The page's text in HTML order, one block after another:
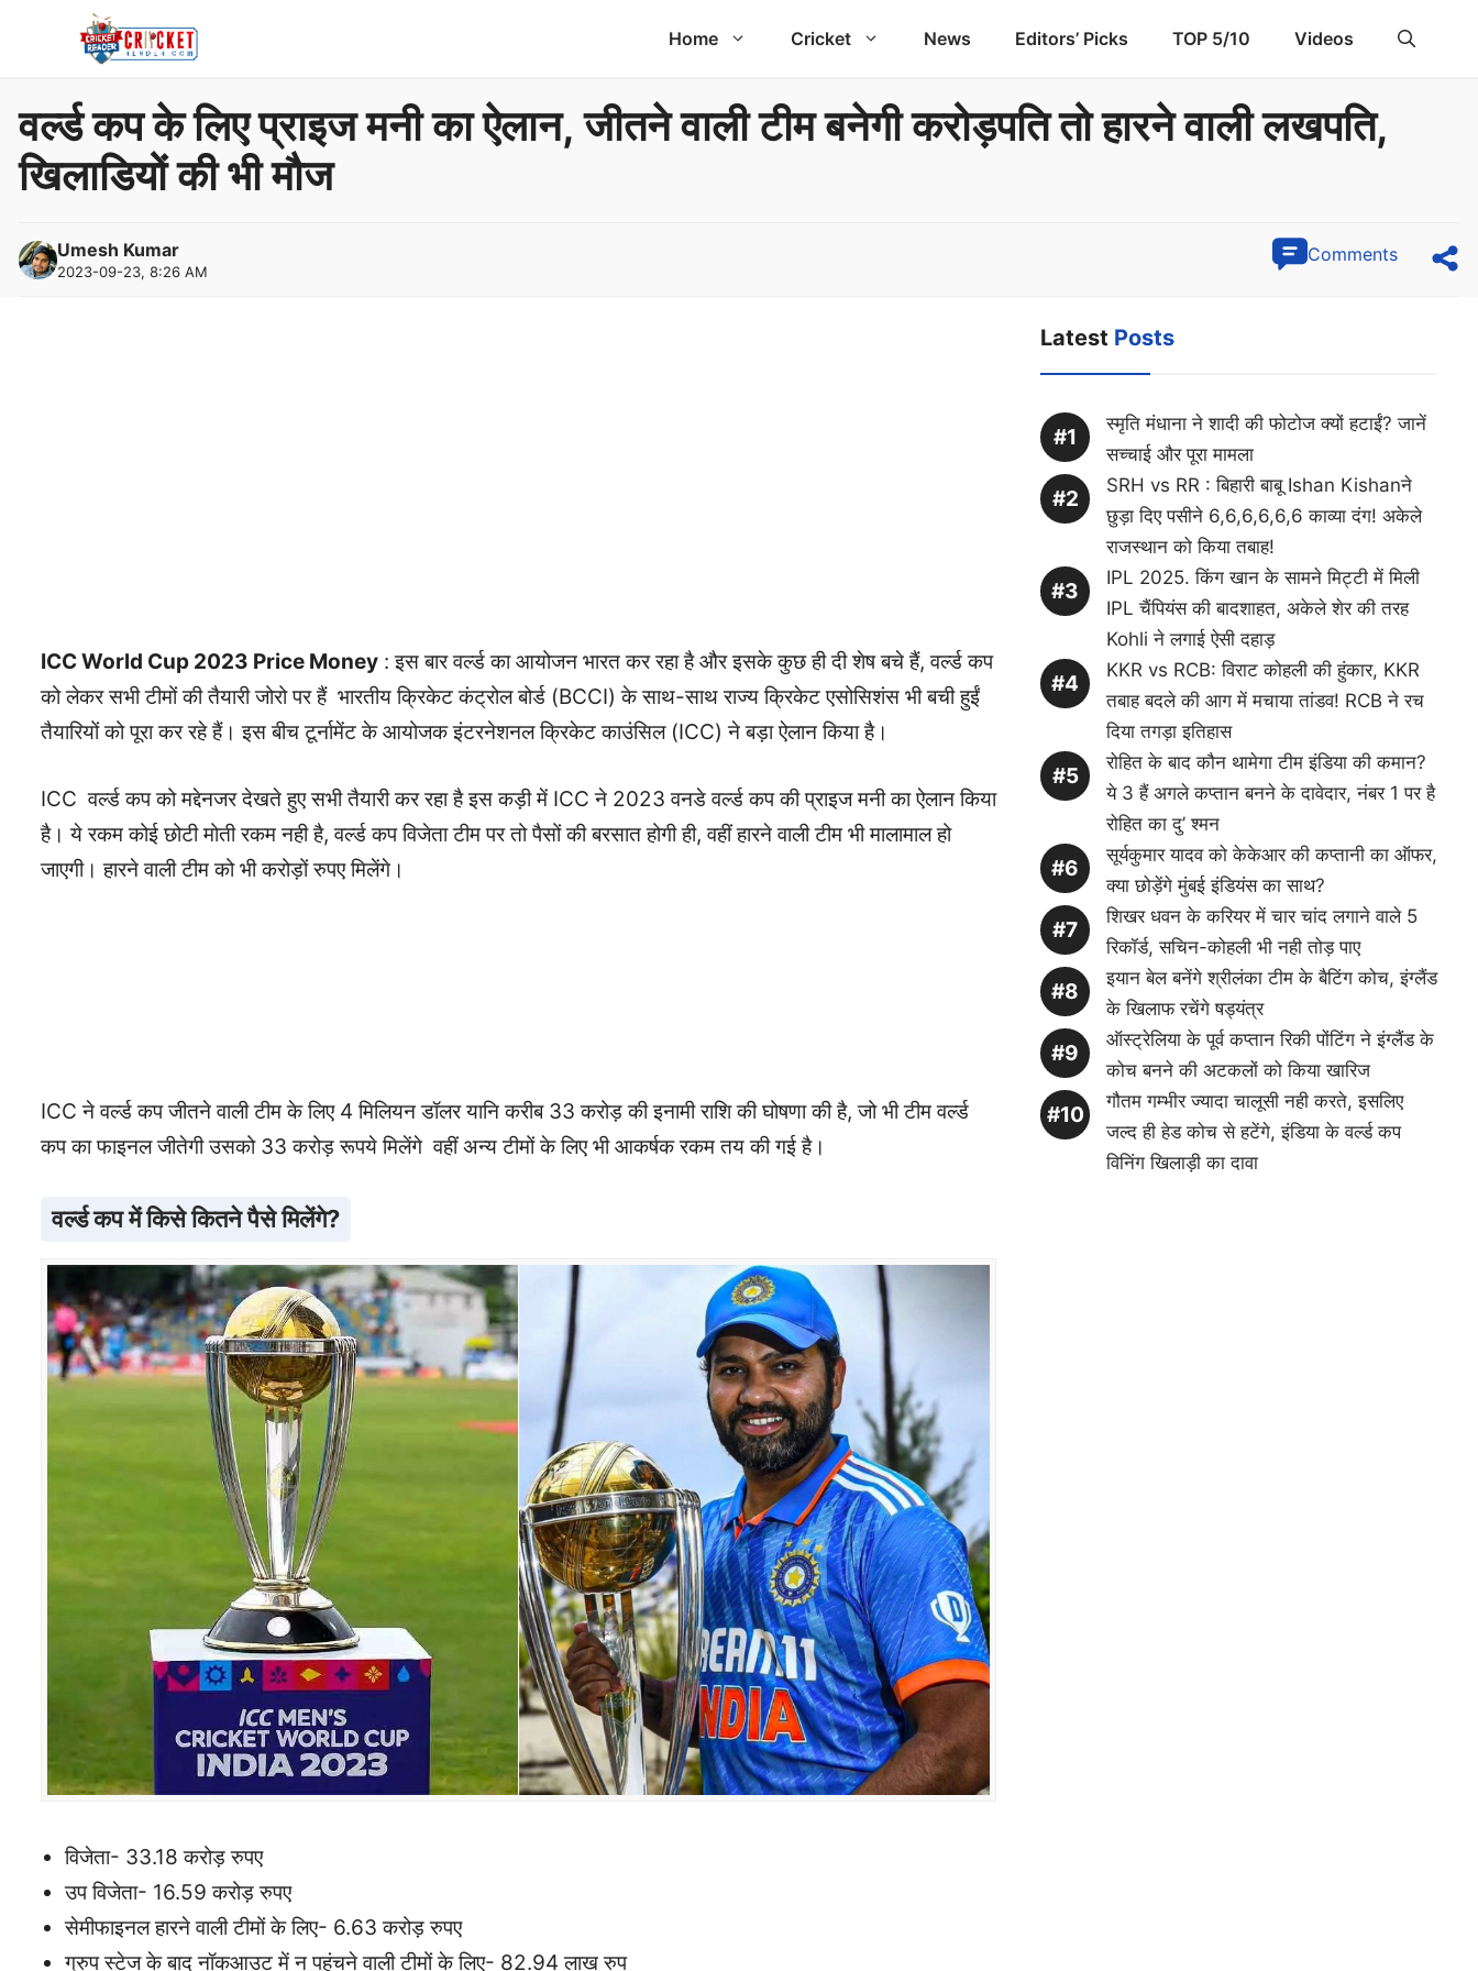
Home Cricket News Editors’ Picks TOP 5/10 Videos
वर्ल्ड कप के लिए प्राइज मनी का ऐलान, जीतने वाली टीम बनेगी करोड़पति तो हारने वाली लखपति,
खिलाडियों की भी मौज
Umesh Kumar
2023-09-23, 8:26 AM
Comments
ICC World Cup 2023 Price Money : इस बार वर्ल्ड का आयोजन भारत कर रहा है और इसके कुछ ही दी शेष बचे हैं, वर्ल्ड कप
को लेकर सभी टीमों की तैयारी जोरो पर हैं भारतीय क्रिकेट कंट्रोल बोर्ड (BCCI) के साथ-साथ राज्य क्रिकेट एसोसिशंस भी बची हुईं
तैयारियों को पूरा कर रहे हैं। इस बीच टूर्नामेंट के आयोजक इंटरनेशनल क्रिकेट काउंसिल (ICC) ने बड़ा ऐलान किया है।
ICC वर्ल्ड कप को मद्देनजर देखते हुए सभी तैयारी कर रहा है इस कड़ी में ICC ने 2023 वनडे वर्ल्ड कप की प्राइज मनी का ऐलान किया
है। ये रकम कोई छोटी मोती रकम नही है, वर्ल्ड कप विजेता टीम पर तो पैसों की बरसात होगी ही, वहीं हारने वाली टीम भी मालामाल हो
जाएगी। हारने वाली टीम को भी करोड़ों रुपए मिलेंगे।
ICC ने वर्ल्ड कप जीतने वाली टीम के लिए 4 मिलियन डॉलर यानि करीब 33 करोड़ की इनामी राशि की घोषणा की है, जो भी टीम वर्ल्ड
कप का फाइनल जीतेगी उसको 33 करोड़ रूपये मिलेंगे वहीं अन्य टीमों के लिए भी आकर्षक रकम तय की गई है।
वर्ल्ड कप में किसे कितने पैसे मिलेंगे?
विजेता- 33.18 करोड़ रुपए
उप विजेता- 16.59 करोड़ रुपए
सेमीफाइनल हारने वाली टीमों के लिए- 6.63 करोड़ रुपए
ग्रुप स्टेज के बाद नॉकआउट में न पहुंचने वाली टीमों के लिए- 82.94 लाख रुप
Latest Posts
स्मृति मंधाना ने शादी की फोटोज क्यों हटाईं? जानें
सच्चाई और पूरा मामला
SRH vs RR : बिहारी बाबू Ishan Kishanने
छुड़ा दिए पसीने 6,6,6,6,6,6 काव्या दंग! अकेले
राजस्थान को किया तबाह!
IPL 2025. किंग खान के सामने मिट्टी में मिली
IPL चैंपियंस की बादशाहत, अकेले शेर की तरह
Kohli ने लगाई ऐसी दहाड़
KKR vs RCB: विराट कोहली की हुंकार, KKR
तबाह बदले की आग में मचाया तांडव! RCB ने रच
दिया तगड़ा इतिहास
रोहित के बाद कौन थामेगा टीम इंडिया की कमान?
ये 3 हैं अगले कप्तान बनने के दावेदार, नंबर 1 पर है
रोहित का दु’ श्मन
सूर्यकुमार यादव को केकेआर की कप्तानी का ऑफर,
क्या छोड़ेंगे मुंबई इंडियंस का साथ?
शिखर धवन के करियर में चार चांद लगाने वाले 5
रिकॉर्ड, सचिन-कोहली भी नही तोड़ पाए
इयान बेल बनेंगे श्रीलंका टीम के बैटिंग कोच, इंग्लैंड
के खिलाफ रचेंगे षड्यंत्र
ऑस्ट्रेलिया के पूर्व कप्तान रिकी पोंटिंग ने इंग्लैंड के
कोच बनने की अटकलों को किया खारिज
गौतम गम्भीर ज्यादा चालूसी नही करते, इसलिए
जल्द ही हेड कोच से हटेंगे, इंडिया के वर्ल्ड कप
विनिंग खिलाड़ी का दावा